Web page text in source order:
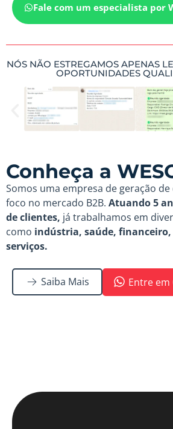
Fale com um especialista por
NÓS NÃO ESTREGAMOS APENAS
OPORTUNIDADES
Conheça a
Somos uma empresa de geração
foco no mercado B2B. Atuando 5
de clientes, já trabalhamos em
como indústria, saúde,
serviços.
Saiba Mais Entre